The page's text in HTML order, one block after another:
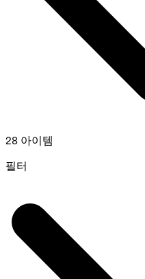
28 아이템
필터